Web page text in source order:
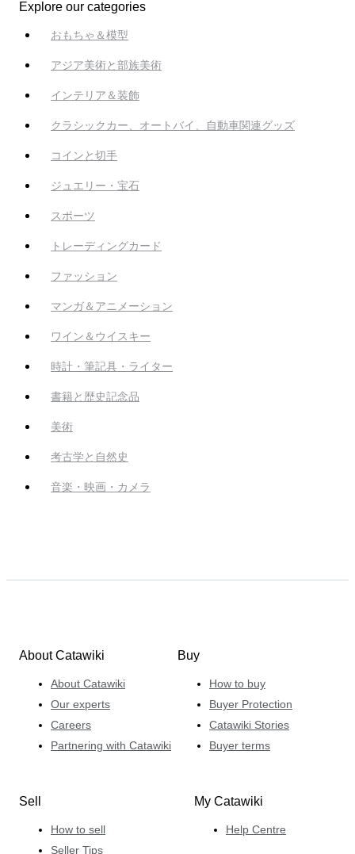
Explore our categories
おもちゃ＆模型
アジア美術と部族美術
インテリア＆装飾
クラシックカー、オートバイ、自動車関連グッズ
コインと切手
ジュエリー・宝石
スポーツ
トレーディングカード
ファッション
マンガ＆アニメーション
ワイン＆ウイスキー
時計・筆記具・ライター
書籍と歴史記念品
美術
考古学と自然史
音楽・映画・カメラ
About Catawiki
About Catawiki
Our experts
Careers
Partnering with Catawiki
Buy
How to buy
Buyer Protection
Catawiki Stories
Buyer terms
Sell
How to sell
Seller Tips
My Catawiki
Help Centre